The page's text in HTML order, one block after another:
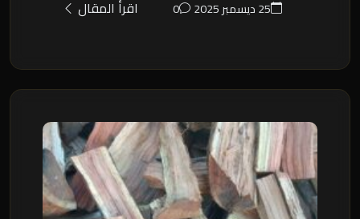
25 ديسمبر 2025 0 اقرأ المقال